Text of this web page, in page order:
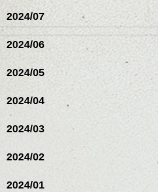
2024/07
2024/06
2024/05
2024/04
2024/03
2024/02
2024/01